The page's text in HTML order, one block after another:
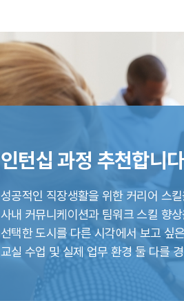
대학순위
대
네덜란드
네덜란드 유학 안내
대학진학
입학사례
대학순위
뉴
영국
영국 조기유학 안내
프로그램
공립유학
국제보딩
호
호
프
브
정
인턴십 과정 추천합니
성공적인 직장생활을 위한 커리어 스
사내 커뮤니케이션과 팀워크 스킬 향
선택한 도시를 다른 시각에서 보고 싶
교실 수업 및 실제 업무 환경 둘 다를